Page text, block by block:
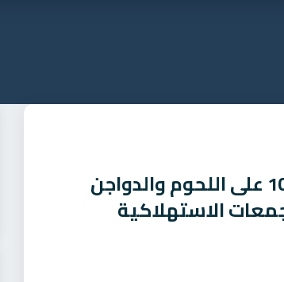
وزير التموين: تخفيضات بنسبة %10 على اللحوم والدواجن
الاستهلاكية